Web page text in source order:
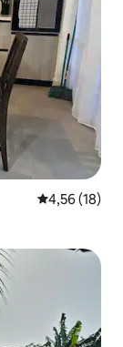
Évaluation
4,56 (18)